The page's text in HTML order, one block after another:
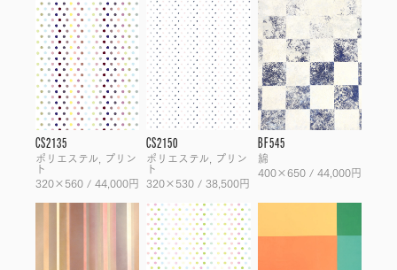
CS2135
ポリエステル, プリン
ト
320×560 / 44,000円
CS2150
ポリエステル, プリン
ト
320×530 / 38,500円
BF545
綿
400×650 / 44,000円